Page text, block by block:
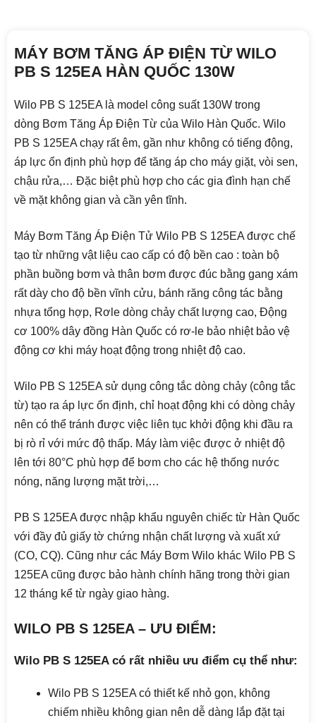
MÁY BƠM TĂNG ÁP ĐIỆN TỪ WILO
PB S 125EA HÀN QUỐC 130W
Wilo PB S 125EA là model công suất 130W trong
dòng Bơm Tăng Áp Điện Từ của Wilo Hàn Quốc. Wilo
PB S 125EA chạy rất êm, gần như không có tiếng động,
áp lực ổn định phù hợp để tăng áp cho máy giặt, vòi sen,
chậu rửa,… Đặc biệt phù hợp cho các gia đình hạn chế
về mặt không gian và cần yên tĩnh.
Máy Bơm Tăng Áp Điện Tử Wilo PB S 125EA được chế
tạo từ những vật liệu cao cấp có độ bền cao : toàn bộ
phần buồng bơm và thân bơm được đúc bằng gang xám
rất dày cho độ bền vĩnh cửu, bánh răng công tác bằng
nhựa tổng hợp, Rơle dòng chảy chất lượng cao, Động
cơ 100% dây đồng Hàn Quốc có rơ-le bảo nhiệt bảo vệ
động cơ khi máy hoạt động trong nhiệt độ cao.
Wilo PB S 125EA sử dụng công tắc dòng chảy (công tắc
từ) tạo ra áp lực ổn định, chỉ hoạt động khi có dòng chảy
nên có thể tránh được việc liên tục khởi động khi đầu ra
bị rò rỉ với mức độ thấp. Máy làm việc được ở nhiệt độ
lên tới 80°C phù hợp để bơm cho các hệ thống nước
nóng, năng lượng mặt trời,…
PB S 125EA được nhập khẩu nguyên chiếc từ Hàn Quốc
với đầy đủ giấy tờ chứng nhận chất lượng và xuất xứ
(CO, CQ). Cũng như các Máy Bơm Wilo khác Wilo PB S
125EA cũng được bảo hành chính hãng trong thời gian
12 tháng kể từ ngày giao hàng.
WILO PB S 125EA – ƯU ĐIỂM:
Wilo PB S 125EA có rất nhiều ưu điểm cụ thể như:
Wilo PB S 125EA có thiết kế nhỏ gọn, không
chiếm nhiều không gian nên dễ dàng lắp đặt tại